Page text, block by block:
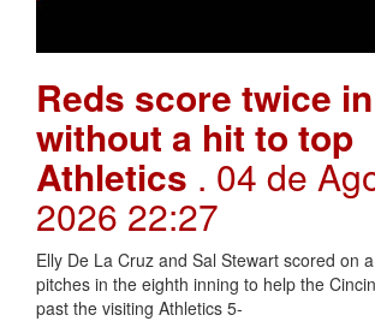
Reds score twice
without a hit to top
Athletics . 04 de
2026 22:27
Elly De La Cruz and Sal Stewart scored on
pitches in the eighth inning to help the
past the visiting Athletics 5-